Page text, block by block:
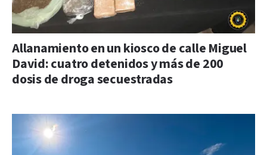
Allanamiento en un kiosco de calle Miguel
David: cuatro detenidos y más de 200
dosis de droga secuestradas